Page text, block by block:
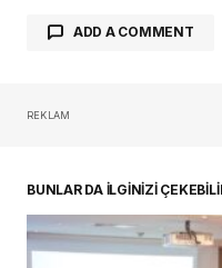
ADD A COMMENT
REKLAM
BUNLAR DA İLGİNİZİ